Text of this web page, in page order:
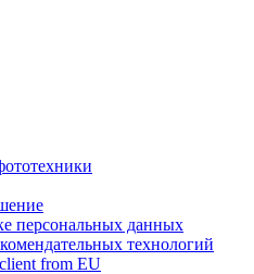
персональных данных
технологий
from EU